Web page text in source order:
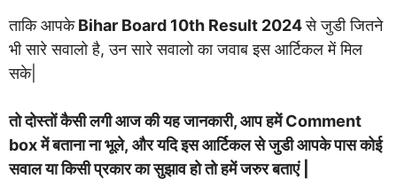
ताकि आपकेBihar Board 10th Result 2024से जुडी जितने
भी सारे सवालो है, उन सारे सवालो का जवाब इस आर्टिकल में मिल
सके|
तो दोस्तों कैसी लगी आज की यह जानकारी, आप हमें Comment
box में बताना ना भूले, और यदि इस आर्टिकल से जुडी आपके पास कोई
सवाल या किसी प्रकार का सुझाव हो तो हमें जरुर बताएं |